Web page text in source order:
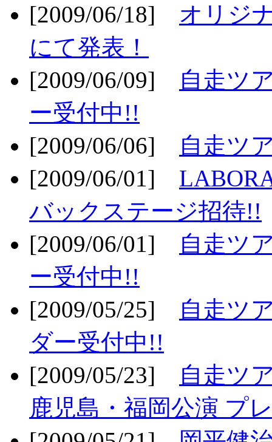
[2009/06/18] オリジ
にて発表！
[2009/06/09]
自走ツ
ー受付中!!
[2009/06/06]
自走ツ
[2009/06/01]
バックステージ招待!!
[2009/06/01]
自走ツ
ー受付中!!
[2009/05/25]
自走ツ
ダー受付中!!
[2009/05/23]
自走ツ
鹿児島・福岡公演 プ